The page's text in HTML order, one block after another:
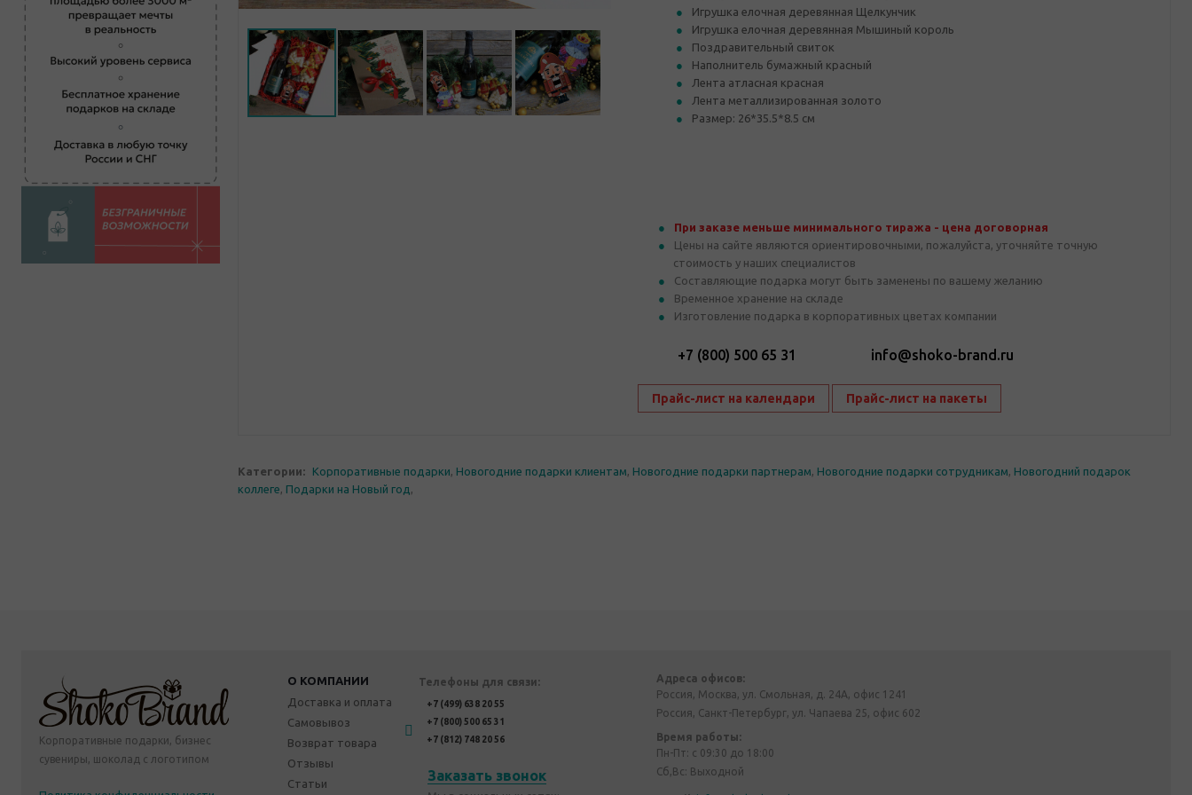
Игрушка елочная деревянная Щелкунчик
Игрушка елочная деревянная Мышиный король
Поздравительный свиток
Наполнитель бумажный красный
Лента атласная красная
Лента металлизированная золото
Размер: 26*35.5*8.5 см
При заказе меньше минимального тиража - цена договорная
Цены на сайте являются ориентировочными, пожалуйста, уточняйте точную
стоимость у наших специалистов
Составляющие подарка могут быть заменены по вашему желанию
Временное хранение на складе
Изготовление подарка в корпоративных цветах компании
+7 (800) 500 65 31 info@shoko-brand.ru
Прайс-лист на календари Прайс-лист на пакеты
Категории: Корпоративные подарки, Новогодние подарки клиентам, Новогодние подарки партнерам, Новогодние подарки сотрудникам, Новогодний подарок
коллеге, Подарки на Новый год ,
Корпоративные подарки, бизнес
сувениры, шоколад с логотипом
О КОМПАНИИ
Доставка и оплата
Самовывоз
Возврат товара
Отзывы
Статьи
Телефоны для связи:
+7 (499) 638 20 55
+7 (800) 500 65 31
+7 (812) 748 20 56
Заказать звонок
Адреса офисов:
Россия, Москва, ул. Смольная, д. 24А, офис 1241
Россия, Санкт-Петербург, ул. Чапаева 25, офис 602
Время работы:
Пн-Пт: с 09:30 до 18:00
Сб,Вс: Выходной